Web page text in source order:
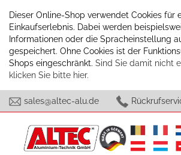
Dieser Online-Shop verwendet Cookies für
Einkaufserlebnis. Dabei werden
Informationen oder die Spracheinstellung
gespeichert. Ohne Cookies ist der
Shops eingeschränkt. Sind Sie damit nicht
klicken Sie bitte hier.
sales@altec-alu.de